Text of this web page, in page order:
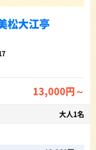
松大江亭
13,000円～
大人1名